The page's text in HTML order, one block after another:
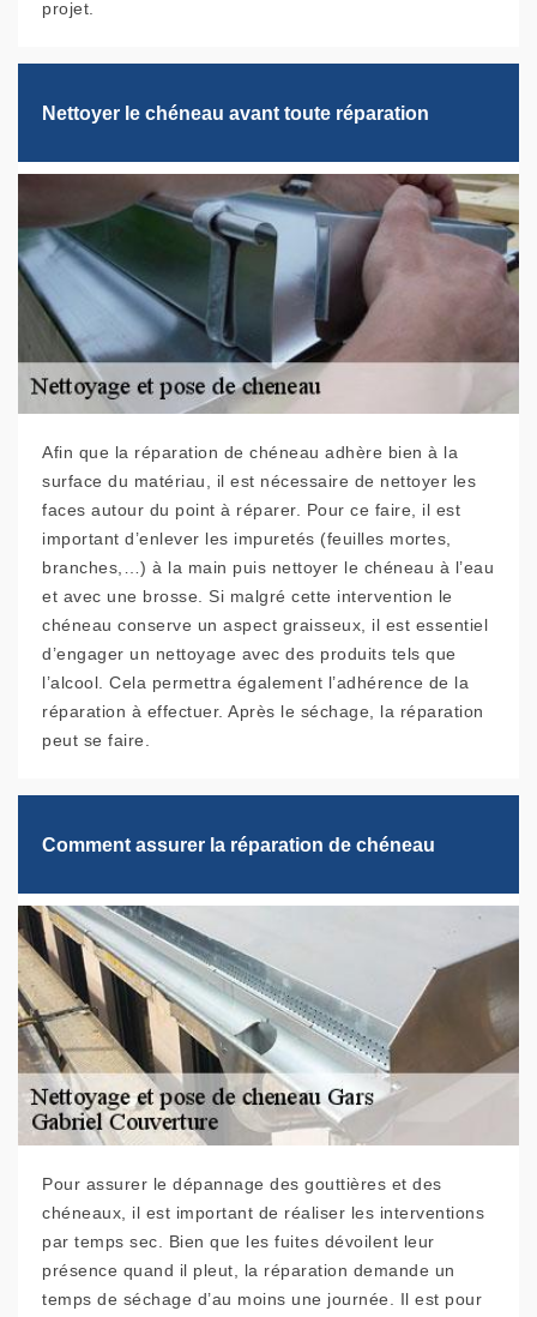
projet.
Nettoyer le chéneau avant toute réparation
Afin que la réparation de chéneau adhère bien à la
surface du matériau, il est nécessaire de nettoyer les
faces autour du point à réparer. Pour ce faire, il est
important d’enlever les impuretés (feuilles mortes,
branches,…) à la main puis nettoyer le chéneau à l’eau
et avec une brosse. Si malgré cette intervention le
chéneau conserve un aspect graisseux, il est essentiel
d’engager un nettoyage avec des produits tels que
l’alcool. Cela permettra également l’adhérence de la
réparation à effectuer. Après le séchage, la réparation
peut se faire.
Comment assurer la réparation de chéneau
Pour assurer le dépannage des gouttières et des
chéneaux, il est important de réaliser les interventions
par temps sec. Bien que les fuites dévoilent leur
présence quand il pleut, la réparation demande un
temps de séchage d’au moins une journée. Il est pour